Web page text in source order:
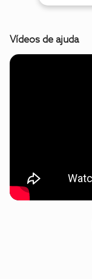
Vídeos de ajuda